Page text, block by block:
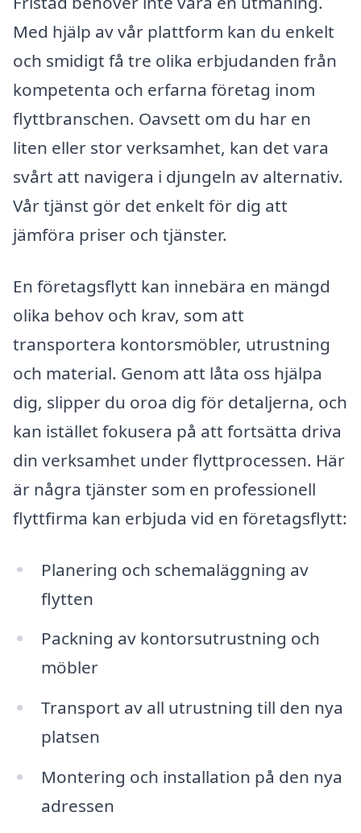
Med hjälp av vår plattform kan du enkelt
och smidigt få tre olika erbjudanden från
kompetenta och erfarna företag inom
flyttbranschen. Oavsett om du har en
liten eller stor verksamhet, kan det vara
svårt att navigera i djungeln av alternativ.
Vår tjänst gör det enkelt för dig att
jämföra priser och tjänster.
En företagsflytt kan innebära en mängd
olika behov och krav, som att
transportera kontorsmöbler, utrustning
och material. Genom att låta oss hjälpa
dig, slipper du oroa dig för detaljerna, och
kan istället fokusera på att fortsätta driva
din verksamhet under flyttprocessen. Här
är några tjänster som en professionell
flyttfirma kan erbjuda vid en företagsflytt:
Planering och schemaläggning av
flytten
Packning av kontorsutrustning och
möbler
Transport av all utrustning till den nya
platsen
Montering och installation på den nya
adressen